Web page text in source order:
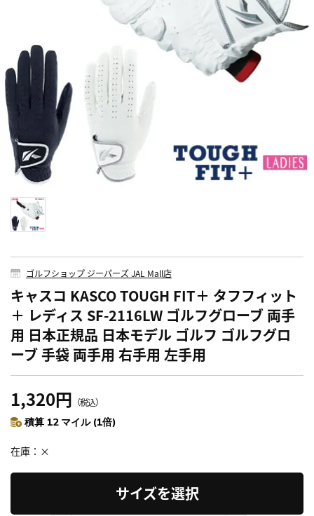
ゴルフショップ ジーパーズ JAL Mall店
キャスコ KASCO TOUGH FIT＋ タフフィット
＋ レディス SF-2116LW ゴルフグローブ 両手
用 日本正規品 日本モデル ゴルフ ゴルフグロ
ーブ 手袋 両手用 右手用 左手用
1,320円 （税込）
積算 12 マイル (1倍)
在庫 ×
サイズを選択